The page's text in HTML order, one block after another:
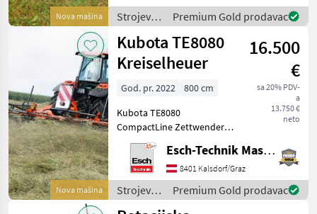
Nova mašina
Kreisel, je 5 Zinkenarme -
Transportbreite 2, 75 m -
Kas
Strojevi i
oprema
za travu i
baliranje
/ Kubota
Premium Gold prodavac
Nova mašina
Kubota TE8080
Kreiselheuer
16.500
€
sa 20% PDV-
a
13.750 €
neto
God. pr. 2022
800 cm
Kubota TE8080
CompactLine Zettwender -
Lagernde Neumaschine
zum Sonderpreis! -
Arbeitsbreite 8, 05 m - 8
Kreisel, je 5 Zinkenarme -
Transportbreite 2, 80 m -
Esch-Technik Maschinenhandels GmbH, Vertriebszentrum Süd
8401 Kalsdorf/Graz
Strojevi i
oprema
Premium Gold prodavac